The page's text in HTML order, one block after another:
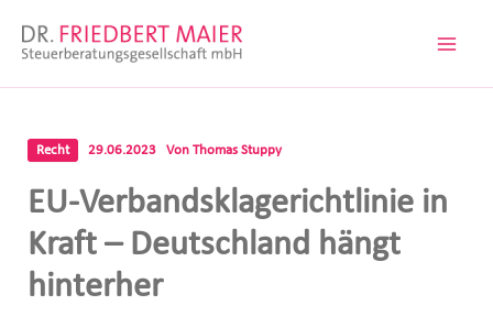
Inhalt
Recht 29.06.2023 Von Thomas Stuppy
EU-Verbandsklagerichtlinie in
Kraft – Deutschland hängt
hinterher